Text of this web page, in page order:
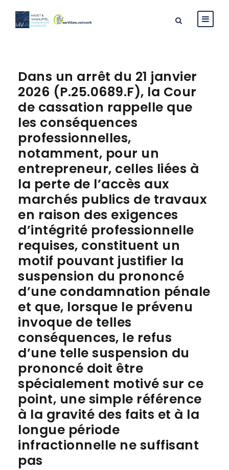
Dans un arrêt du 21 janvier
2026 (P.25.0689.F), la Cour
de cassation rappelle que
les conséquences
professionnelles,
notamment, pour un
entrepreneur, celles liées à
la perte de l’accès aux
marchés publics de travaux
en raison des exigences
d’intégrité professionnelle
requises, constituent un
motif pouvant justifier la
suspension du prononcé
d’une condamnation pénale
et que, lorsque le prévenu
invoque de telles
conséquences, le refus
d’une telle suspension du
prononcé doit être
spécialement motivé sur ce
point, une simple référence
à la gravité des faits et à la
longue période
infractionnelle ne suffisant
pas